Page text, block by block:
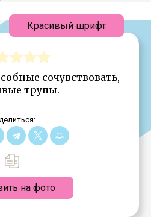
сочувствовать,
трупы.
на фото
Красивый шрифт